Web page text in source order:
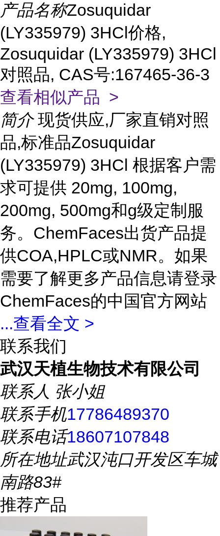
产品名称Zosuquidar
(LY335979) 3HCl价格,
Zosuquidar (LY335979) 3HCl
对照品, CAS号:167465-36-3
查看相似产品 >
简介 现货供应,厂家直销对照
品,标准品Zosuquidar
(LY335979) 3HCl 根据客户需
求可提供 20mg, 100mg,
200mg, 500mg和g级定制服
务。ChemFaces出货产品提
供COA,HPLC或NMR。如果
需要了解更多产品信息请登录
ChemFaces的中国官方网站
...查看全文 >
联系我们
武汉天植生物技术有限公司
联系人 张小姐
联系手机17786489370
联系电话18607107848
所在地址武汉沌口开发区车城
南路83#
推荐产品